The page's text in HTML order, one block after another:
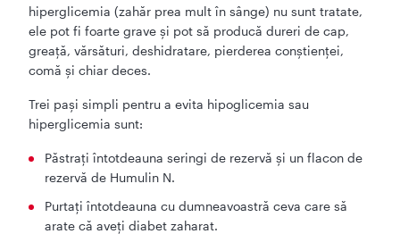
hiperglicemia (zahăr prea mult în sânge) nu sunt tratate,
ele pot fi foarte grave şi pot să producă dureri de cap,
greaţă, vărsături, deshidratare, pierderea conştienţei,
comă şi chiar deces.
Trei pași simpli pentru a evita hipoglicemia sau
hiperglicemia sunt:
Păstraţi întotdeauna seringi de rezervă şi un flacon de
rezervă de Humulin N.
Purtaţi întotdeauna cu dumneavoastră ceva care să
arate că aveți diabet zaharat.